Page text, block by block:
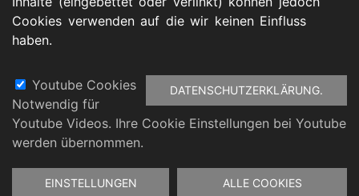
Footer Barrierefreiheitserklärung
Cookies verwenden auf die wir keinen Einfluss
haben.
DATENSCHUTZERKLÄRUNG.
Youtube Cookies
Notwendig für
Youtube Videos. Ihre Cookie Einstellungen bei Youtube
werden übernommen.
EINSTELLUNGEN ALLE COOKIES
Zustimmung
zurückziehen